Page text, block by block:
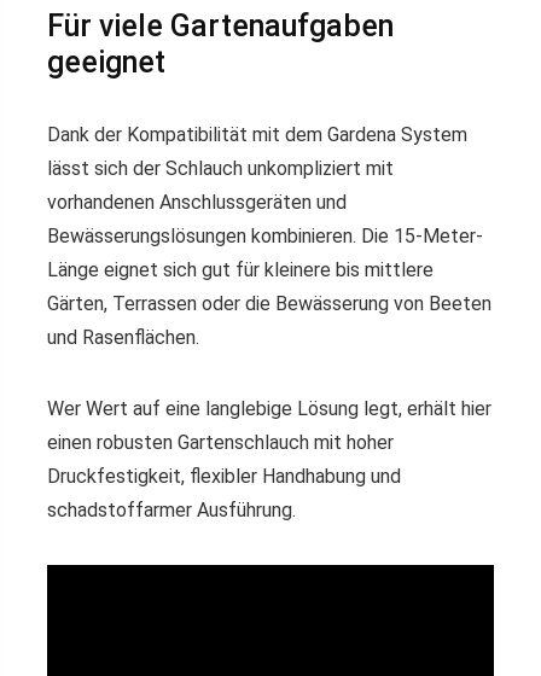
Für viele Gartenaufgaben
geeignet
Dank der Kompatibilität mit dem Gardena System
lässt sich der Schlauch unkompliziert mit
vorhandenen Anschlussgeräten und
Bewässerungslösungen kombinieren. Die 15-Meter-
Länge eignet sich gut für kleinere bis mittlere
Gärten, Terrassen oder die Bewässerung von Beeten
und Rasenflächen.
Wer Wert auf eine langlebige Lösung legt, erhält hier
einen robusten Gartenschlauch mit hoher
Druckfestigkeit, flexibler Handhabung und
schadstoffarmer Ausführung.